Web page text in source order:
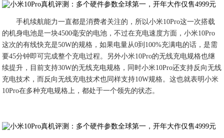
手机续航能力一直都是消费者关注的，所以小米10Pro这一次搭载
的机身电池是一块4500毫安的电池，不过在充电速度方面，小米10Pro
这次的有线快充是50W的规格，如果电量从0到100%充满电的话，是需
要45分钟即可完成整个充电过程。另外小米10Pro的无线充电规格也继
续提升，目前支持30W的无线充电规格，同时小米10Pro还支持反向无线
充电技术，而反向无线充电技术也同样支持10W规格。这也就表明小米
10Pro在多种充电规格上，都处于一个领先的状态。